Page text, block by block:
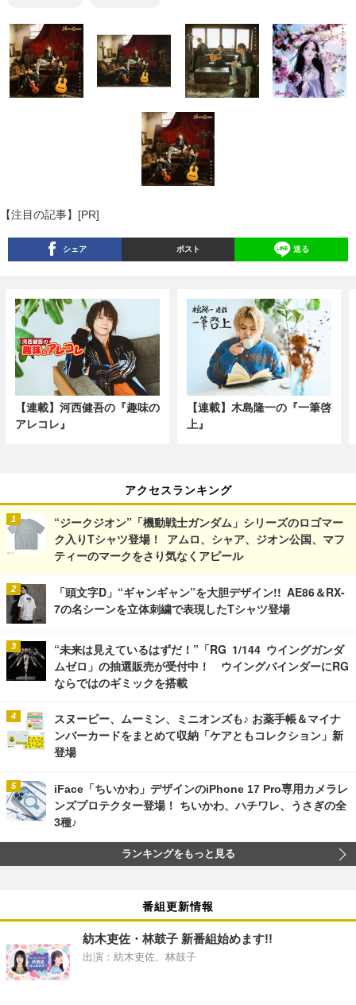
【注目の記事】[PR]
シェア ポスト 送る
【連載】河西健吾の『趣味の
アレコレ』
【連載】木島隆一の『一筆啓
上』
アクセスランキング
“ジークジオン”「機動戦士ガンダム」シリーズのロゴマー
ク入りTシャツ登場！ アムロ、シャア、ジオン公国、マフ
ティーのマークをさり気なくアピール
「頭文字D」“ギャンギャン”を大胆デザイン!! AE86＆RX-
7の名シーンを立体刺繍で表現したTシャツ登場
“未来は見えているはずだ！”「RG 1/144 ウイングガンダ
ムゼロ」の抽選販売が受付中！ ウイングバインダーにRG
ならではのギミックを搭載
スヌーピー、ムーミン、ミニオンズも♪ お薬手帳＆マイナ
ンバーカードをまとめて収納「ケアともコレクション」新
登場
iFace「ちいかわ」デザインのiPhone 17 Pro専用カメラレ
ンズプロテクター登場！ ちいかわ、ハチワレ、うさぎの全
3種♪
ランキングをもっと見る
番組更新情報
紡木吏佐・林鼓子 新番組始めます!!
出演：紡木吏佐、林鼓子